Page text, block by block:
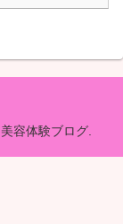
容体験ブログ.